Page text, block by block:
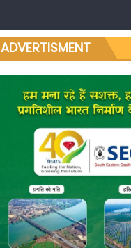
ADVERTISMENT